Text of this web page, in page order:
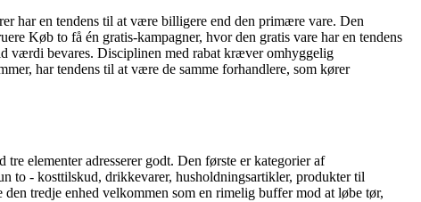
har en tendens til at være billigere end den primære vare. Den
Køb to få én gratis-kampagner, hvor den gratis vare har en tendens
værdi bevares. Disciplinen med rabat kræver omhyggelig
har tendens til at være de samme forhandlere, som kører
elementer adresserer godt. Den første er kategorier af
to - kosttilskud, drikkevarer, husholdningsartikler, produkter til
tredje enhed velkommen som en rimelig buffer mod at løbe tør,